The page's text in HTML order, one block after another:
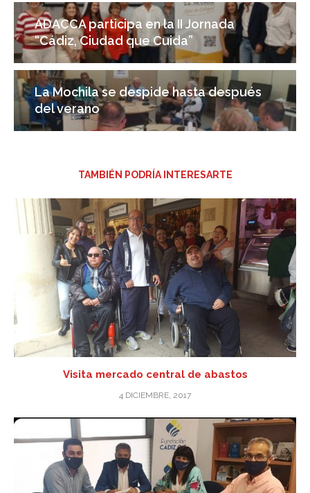
ADACCA participa en la II Jornada
“Cádiz, Ciudad que Cuida”
La Mochila se despide hasta después
del verano
TAMBIÉN PODRÍA INTERESARTE
Visita mercado central de abastos
4 DICIEMBRE, 2017